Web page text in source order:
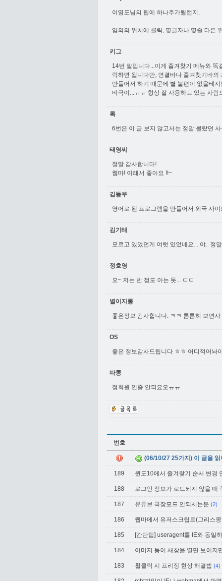
이영도님의 팁에 하나추가될런지,
임의의 위치에 클릭, 몇글자나 몇줄 다른
키그
14번 말입니다...이게 즐겨찾기 메뉴와
릭하면 됩니다만, 연결바나 즐겨찾기바
만들어서 하기 때문에 별 불편이 없을테
비극이...ㅠㅠ 항상 잘 사용하고 있는 사람
록
6번은 이 글 보지 않고서는 정말 몰랐던
태영씨
정말 감사합니다!
웹마! 이래서 좋아요 !!~
김동우
영어로 된 프로그램을 만들어서 외국 사
김기태
모르고 있었던게 여럿 있었네요... 야.. 정
정호영
오~ 저는 반 정도 아는 듯... ㄷㄷ
별이지롱
좋은정보 감사합니다. ㅋㅋ 틈틈히 보면
OS
좋은 정보감사드립니다 ㅎㅎ 어디적어놔
따콩
정회원 인증 안되요오ㅠㅠ
번호
(06/10/27 25가지) 이 글을
189 윈도10에서 즐겨찾기 순서 변경
188 로그인 정보가 로드되지 않을 때
187 유튜브 극장모드 안되시는분 (2)
186 웹마에서 유저스크립트(그리스
185 [간단팁] useragent를 IE와 동일
184 이미지 등이 새창을 열면 보이지
183 휠클릭 시 프리징 현상 해결법 (4)